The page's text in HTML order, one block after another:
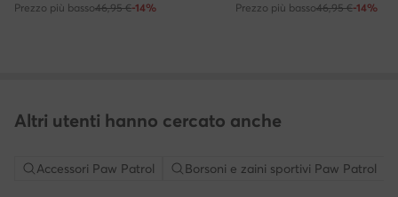
Prezzo più basso46,95 €-14%
Prezzo più basso46,95 €-14%
Altri utenti hanno cercato anche
Accessori Paw Patrol Borsoni e zaini sportivi Paw Patrol